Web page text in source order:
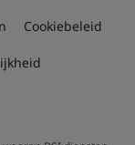
Cookiebeleid